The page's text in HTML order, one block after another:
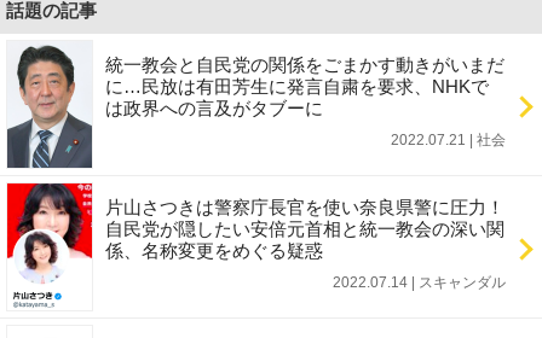
話題の記事
統一教会と自民党の関係をごまかす動きがいまだ
に…民放は有田芳生に発言自粛を要求、NHKで
は政界への言及がタブーに
2022.07.21 | 社会
片山さつきは警察庁長官を使い奈良県警に圧力！
自民党が隠したい安倍元首相と統一教会の深い関
係、名称変更をめぐる疑惑
2022.07.14 | スキャンダル